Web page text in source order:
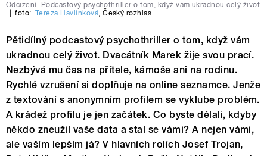
Odcizení. Podcastový psychothriller o tom, když vám ukradnou celý život
foto: Tereza Havlínková,Český rozhlas
Pětidílný podcastový psychothriller o tom, když vám
ukradnou celý život. Dvacátník Marek žije svou prací.
Nezbývá mu čas na přítele, kámoše ani na rodinu.
Rychlé vzrušení si doplňuje na online seznamce. Jenže
z textování s anonymním profilem se vyklube problém.
A krádež profilu je jen začátek. Co byste dělali, kdyby
někdo zneužil vaše data a stal se vámi? A nejen vámi,
ale vaším lepším já? V hlavních rolích Josef Trojan,